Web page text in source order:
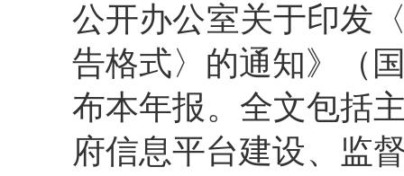
公开办公室关于印发
告格式〉的通知》（
布本年报。全文包括
府信息平台建设、监